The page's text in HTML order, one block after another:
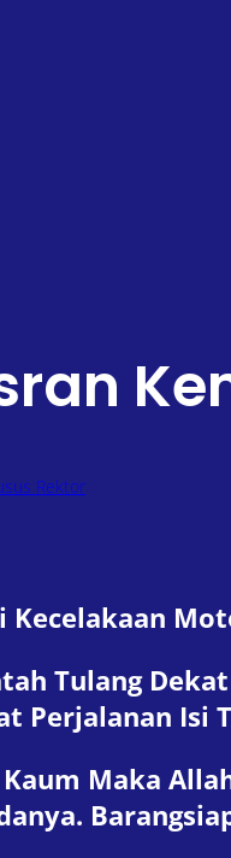
Rektor
Kecelakaan
Tulang
Perjalanan Isi
Maka